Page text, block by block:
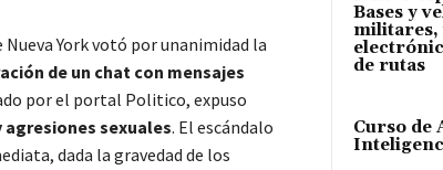
Nueva York votó por unanimidad la
de un chat con mensajes
por el portal Politico, expuso
sexuales. El escándalo
dada la gravedad de los
Bases y
militares,
de rutas
Curso de